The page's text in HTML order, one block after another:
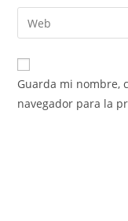
de
usuario
para
comentar
dirección
de
electrónico
para
comentar
Introduce
la
URL
de
Guarda mi nombre,
navegador para la